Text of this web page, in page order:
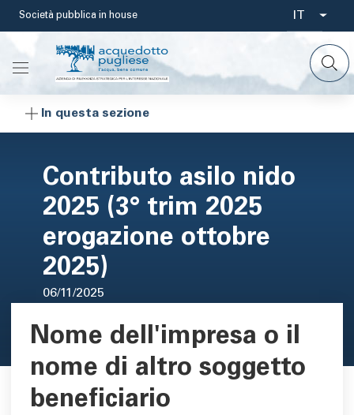
Salta
contenuto
principale
Società pubblica in house
Select
your
IT
In questa sezione
Contributo asilo nido
2025 (3° trim 2025
erogazione ottobre
2025)
06/11/2025
Nome dell'impresa o il
nome di altro soggetto
beneficiario